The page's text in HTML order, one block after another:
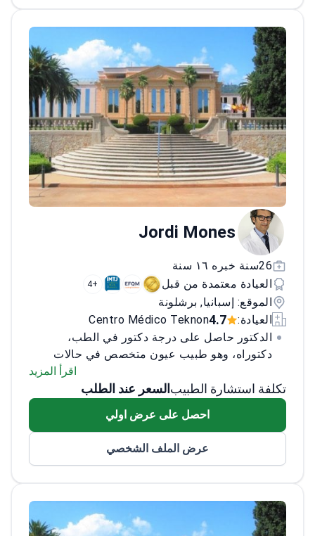
الجمعية الدولية لسلس البول، والجمعية الأوروبية
لجراحة المسالك البولية، والجمعية الإسبانية
لجراحة المسالك البولية. ساهم الدكتور باتيستا
ميرندا في الأبحاث والتجارب السريرية والنشر
العلمي، ويحمل درجة الدكتوراه في سلس البول
لدى الأطفال. وقد وضعت تقنياته المبتكرة
واهتمامه برعاية المرضى معايير جديدة في مجال
جراحة المسالك البولية.
Jordi Mones
26سنة خبره ١٦ سنة
العيادة معتمدة من قبل
+4
الموقع: إسبانيا, برشلونة
العيادة:
4.7
Centro Médico Teknon
الدكتور حاصل على درجة دكتور في الطب،
دكتوراه، وهو طبيب عيون متخصص في حالات
البقعة والشبكية الزجاجية. معروف بمساهماته
الكبيرة في طب العيون، قام الطبيب بتطوير
مع التركيز على الفيزيولوجيا المرضية والتصوير
وأمراض الشبكية التنكسية، أكمل الطبيب تدريبًا
التكنولوجي والدراسات العليا في مونتيري.
<\/p>
الدكتور هو عضو بحث منتخب في التحالف
اقرأ المزيد
تكلفة استشارة الطبيب السعر عند الطلب
احصل على عرض اولي
عرض الملف الشخصي